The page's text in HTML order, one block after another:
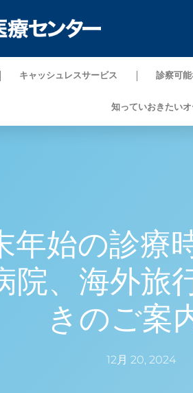
キャッシュレスサービス 診察可能
知っていおきたい
年始の診療
院、海外旅
きのご案
12月 20, 2024